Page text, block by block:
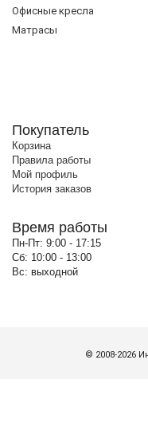
Офисные кресла
Матрасы
© 2008-2026
Покупатель
Корзина
Правила работы
Мой профиль
История заказов
Время работы
Пн-Пт: 9:00 - 17:15
Сб: 10:00 - 13:00
Вс: выходной